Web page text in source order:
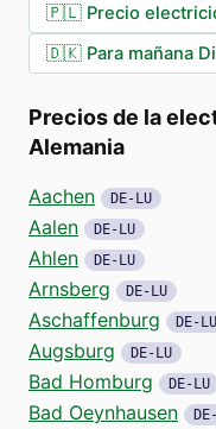
🇵🇱 Precio
🇩🇰 Para mañana
Precios de la
Alemania
Aachen DE-LU
Aalen DE-LU
Ahlen DE-LU
Arnsberg DE-LU
Aschaffenburg DE-LU
Augsburg DE-LU
Bad Homburg DE-LU
Bad Oeynhausen